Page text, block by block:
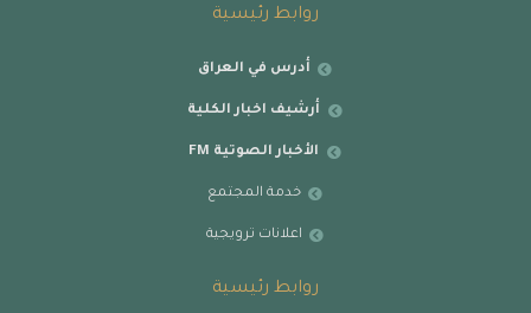
روابط رئيسية
أدرس في العراق
أرشيف اخبار الكلية
الأخبار الصوتية FM
خدمة المجتمع
اعلانات ترويجية
روابط رئيسية